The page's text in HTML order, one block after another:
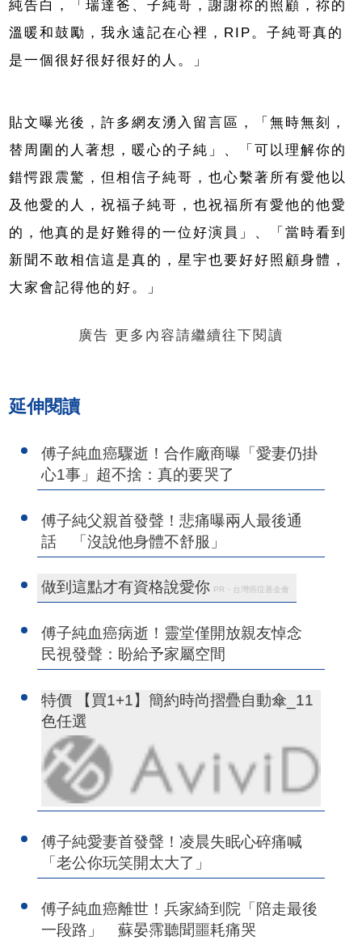
純告白，「瑞達爸、子純哥，謝謝祢的照顧，祢的
溫暖和鼓勵，我永遠記在心裡，RIP。子純哥真的
是一個很好很好很好的人。」
貼文曝光後，許多網友湧入留言區，「無時無刻，
替周圍的人著想，暖心的子純」、「可以理解你的
錯愕跟震驚，但相信子純哥，也心繫著所有愛他以
及他愛的人，祝福子純哥，也祝福所有愛他的他愛
的，他真的是好難得的一位好演員」、「當時看到
新聞不敢相信這是真的，星宇也要好好照顧身體，
大家會記得他的好。」
廣告 更多內容請繼續往下閱讀
延伸閱讀
傅子純血癌驟逝！合作廠商曝「愛妻仍掛
心1事」超不捨：真的要哭了
傅子純父親首發聲！悲痛曝兩人最後通
話 「沒說他身體不舒服」
做到這點才有資格說愛你 PR・台灣癌症基金會
傅子純血癌病逝！靈堂僅開放親友悼念
民視發聲：盼給予家屬空間
特價 【買1+1】簡約時尚摺疊自動傘_11
色任選
傅子純愛妻首發聲！凌晨失眠心碎痛喊
「老公你玩笑開太大了」
傅子純血癌離世！兵家綺到院「陪走最後
一段路」 蘇晏霈聽聞噩耗痛哭